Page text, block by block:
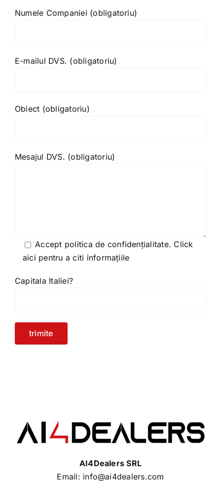
Numele Companiei (obligatoriu)
E-mailul DVS. (obligatoriu)
Obiect (obligatoriu)
Mesajul DVS. (obligatoriu)
Accept politica de confidențialitate. Click
aici pentru a citi informațiile
Capitala Italiei?
AI4Dealers SRL
Email: info@ai4dealers.com